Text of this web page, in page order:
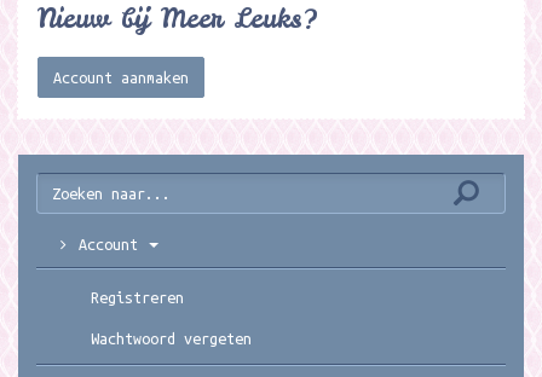
Nieuw bij Meer Leuks?
Account aanmaken
Account
Registreren
Wachtwoord vergeten